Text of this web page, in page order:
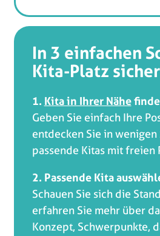
In 3 einfachen
Kita-Platz
1. Kita in Ihrer Nähe
Geben Sie einfach Ihre
entdecken Sie in wenigen
passende Kitas mit freien
2. Passende Kita
Schauen Sie sich die
erfahren Sie mehr über
Konzept, Schwerpunkte,